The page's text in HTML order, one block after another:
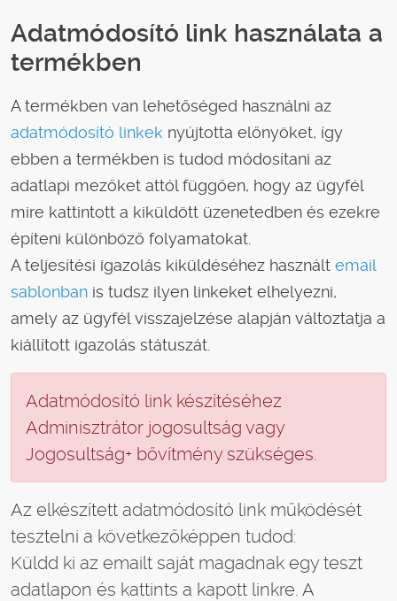
Adatmódosító link használata a
termékben
A termékben van lehetőséged használni az
adatmódosító linkek nyújtotta előnyöket, így
ebben a termékben is tudod módosítani az
adatlapi mezőket attól függően, hogy az ügyfél
mire kattintott a kiküldött üzenetedben és ezekre
építeni különböző folyamatokat.
A teljesítési igazolás kiküldéséhez használt email
sablonban is tudsz ilyen linkeket elhelyezni,
amely az ügyfél visszajelzése alapján változtatja a
kiállított igazolás státuszát.
Adatmódosító link készítéséhez
Adminisztrátor jogosultság vagy
Jogosultság+ bővítmény szükséges.
Az elkészített adatmódosító link működését
tesztelni a következőképpen tudod:
Küldd ki az emailt saját magadnak egy teszt
adatlapon és kattints a kapott linkre. A